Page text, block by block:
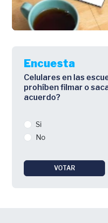
Encuesta
Celulares en las
prohíben filmar o
acuerdo?
Si
No
VOTAR